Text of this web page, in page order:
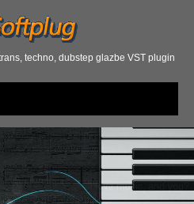
techno, dubstep glazbe VST plugin